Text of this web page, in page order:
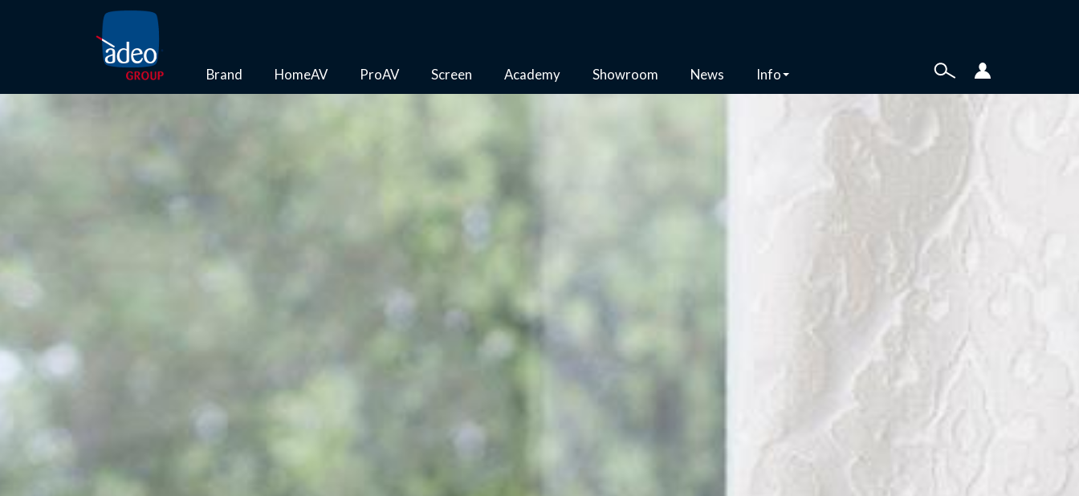
Brand HomeAV ProAV Screen Academy Showroom News Info